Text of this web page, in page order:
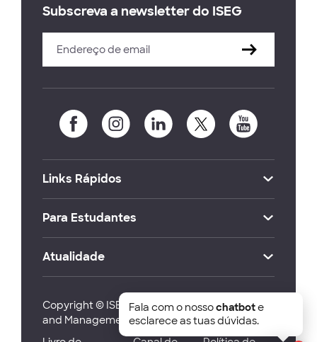
Subscreva a newsletter do ISEG
Links Rápidos
Para Estudantes
Atualidade
Copyright © ISEG Lisbon School of Economics
and Management 2026
Fala com o nossochatbote
esclarece as tuas dúvidas.